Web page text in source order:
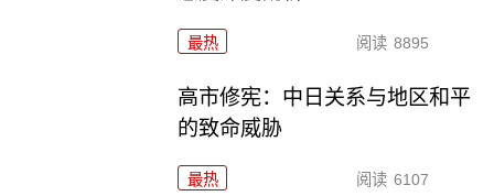
最热 阅读 8895
高市修宪：中日关系与地区和平
的致命威胁
最热 阅读 6107